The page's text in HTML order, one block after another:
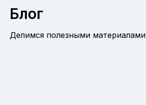
Блог
Делимся полезными материалами